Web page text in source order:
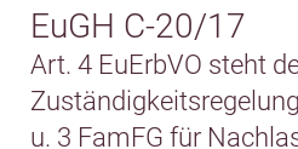
EuGH C-20/17
Art. 4 EuErbVO steht
u. 3 FamFG für